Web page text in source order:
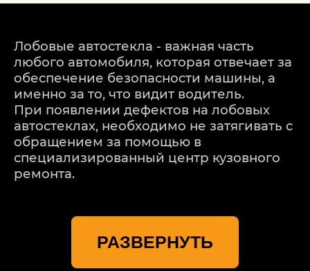
Лобовые автостекла - важная часть
любого автомобиля, которая отвечает за
обеспечение безопасности машины, а
именно за то, что видит водитель.
При появлении дефектов на лобовых
автостеклах, необходимо не затягивать с
обращением за помощью в
специализированный центр кузовного
ремонта.
ремонта Mazda (Мазда)
«ДетейлингофЪ» предлагает Вам
РАЗВЕРНУТЬ